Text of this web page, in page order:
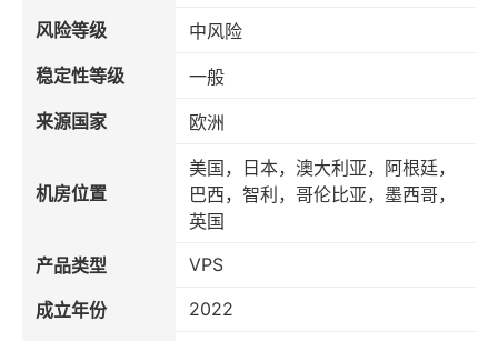
风险等级
中风险
稳定性等级
一般
来源国家
欧洲
机房位置
美国，日本，澳大利亚，阿根廷，
巴西，智利，哥伦比亚，墨西哥，
英国
产品类型
VPS
成立年份 2022